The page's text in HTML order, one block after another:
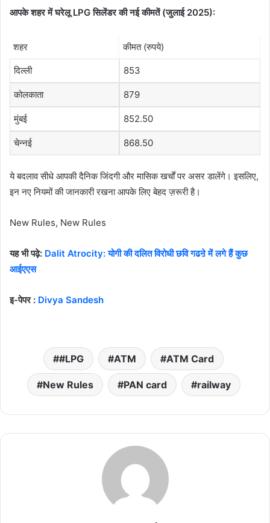
आपके शहर में घरेलू LPG सिलेंडर की नई कीमतें (जुलाई 2025):
शहर कीमत (रुपये)
दिल्ली 853
कोलकाता 879
मुंबई 852.50
चेन्नई 868.50
ये बदलाव सीधे आपकी दैनिक जिंदगी और मासिक खर्चों पर असर डालेंगे। इसलिए,
इन नए नियमों की जानकारी रखना आपके लिए बेहद ज़रूरी है।
New Rules, New Rules
यह भी पढ़े: Dalit Atrocity: योगी की दलित विरोधी छवि गढऩे में लगे हैं कुछ
आईएएस
इ-पेपर : Divya Sandesh
#LPG ATM ATM Card
New Rules PAN card railway